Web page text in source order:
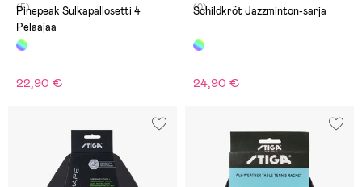
(5)
Pinepeak Sulkapallosetti 4
Pelaajaa
22,90 €
(0)
Schildkröt Jazzminton-sarja
24,90 €